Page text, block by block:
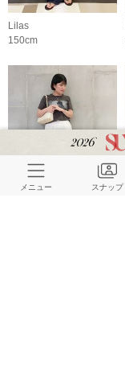
Lilas
150cm
メニュー スナップ